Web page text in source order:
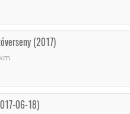
(2017)
06-18)